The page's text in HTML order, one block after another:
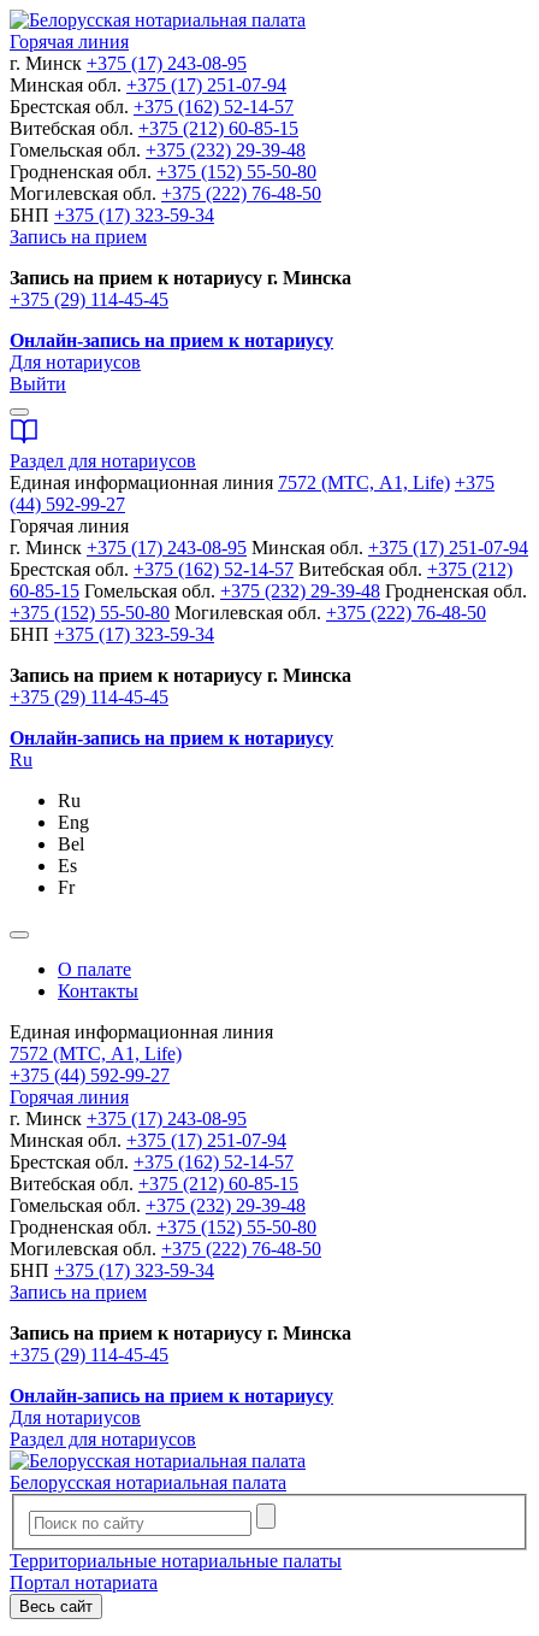
Горячая линия
г. Минск +375 (17) 243-08-95
Минская обл. +375 (17) 251-07-94
Брестская обл. +375 (162) 52-14-57
Витебская обл. +375 (212) 60-85-15
Гомельская обл. +375 (232) 29-39-48
Гродненская обл. +375 (152) 55-50-80
Могилевская обл. +375 (222) 76-48-50
БНП +375 (17) 323-59-34
Запись на прием
Запись на прием к нотариусу г. Минска
+375 (29) 114-45-45
Онлайн-запись на прием к нотариусу
Для нотариусов
Выйти
Раздел для нотариусов
Единая информационная линия 7572 (МТС, A1, Life) +375
(44) 592-99-27
Горячая линия
г. Минск +375 (17) 243-08-95 Минская обл. +375 (17) 251-07-94
Брестская обл. +375 (162) 52-14-57 Витебская обл. +375 (212)
60-85-15 Гомельская обл. +375 (232) 29-39-48 Гродненская обл.
+375 (152) 55-50-80 Могилевская обл. +375 (222) 76-48-50
БНП +375 (17) 323-59-34
Запись на прием к нотариусу г. Минска
+375 (29) 114-45-45
Онлайн-запись на прием к нотариусу
Ru
Ru
Eng
Bel
Es
Fr
О палате
Контакты
Единая информационная линия
7572 (МТС, A1, Life)
+375 (44) 592-99-27
Горячая линия
г. Минск +375 (17) 243-08-95
Минская обл. +375 (17) 251-07-94
Брестская обл. +375 (162) 52-14-57
Витебская обл. +375 (212) 60-85-15
Гомельская обл. +375 (232) 29-39-48
Гродненская обл. +375 (152) 55-50-80
Могилевская обл. +375 (222) 76-48-50
БНП +375 (17) 323-59-34
Запись на прием
Запись на прием к нотариусу г. Минска
+375 (29) 114-45-45
Онлайн-запись на прием к нотариусу
Для нотариусов
Раздел для нотариусов
Белорусская нотариальная палата
Территориальные нотариальные палаты
Портал нотариата
Весь сайт